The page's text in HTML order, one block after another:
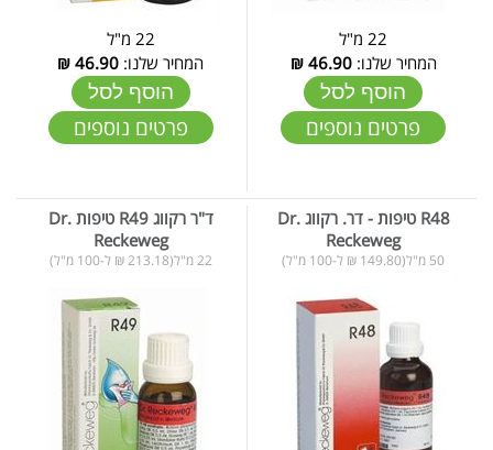
22 מ"ל
המחיר שלנו:46.90
₪
הוסף לסל
פרטים נוספים
22 מ"ל
המחיר שלנו: 46.90
₪
הוסף לסל
פרטים נוספים
R48 טיפות - דר. רקווג Dr.
Reckeweg
50 מ"ל(149.80 ₪ ל-100 מ"ל)
ד"ר רקווג R49 טיפות Dr.
Reckeweg
22 מ"ל(213.18 ₪ ל-100 מ"ל)